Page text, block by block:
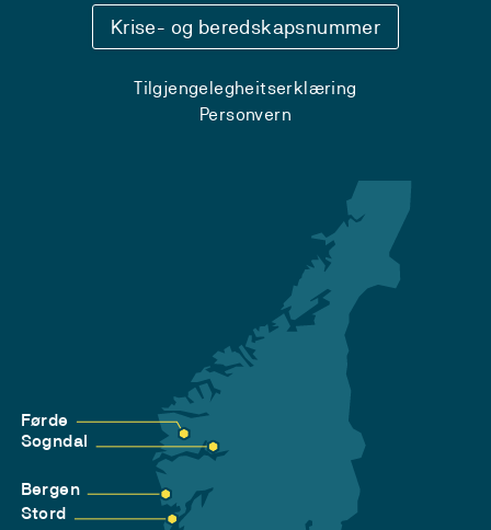
Krise- og beredskapsnummer
Tilgjengelegheitserklæring
Personvern
Førde
Sogndal
Bergen
Stord